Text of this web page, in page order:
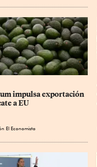
impulsa exportación
a EU
El Economista